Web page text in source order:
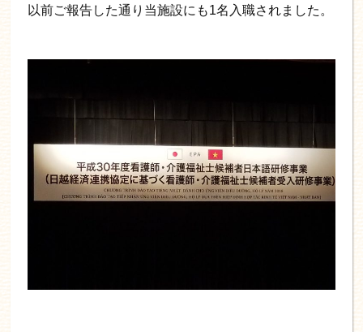
以前ご報告した通り当施設にも1名入職されました。